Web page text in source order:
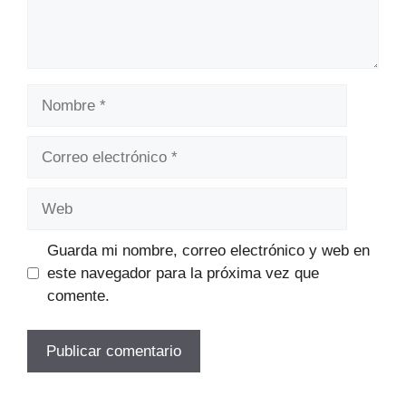
Guarda mi nombre, correo electrónico y web en
este navegador para la próxima vez que
comente.